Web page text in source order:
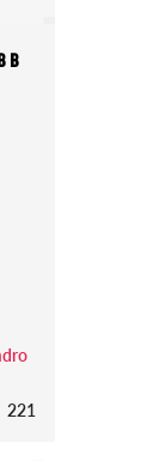
в
221